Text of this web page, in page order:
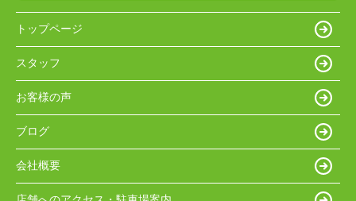
トップページ
スタッフ
お客様の声
ブログ
会社概要